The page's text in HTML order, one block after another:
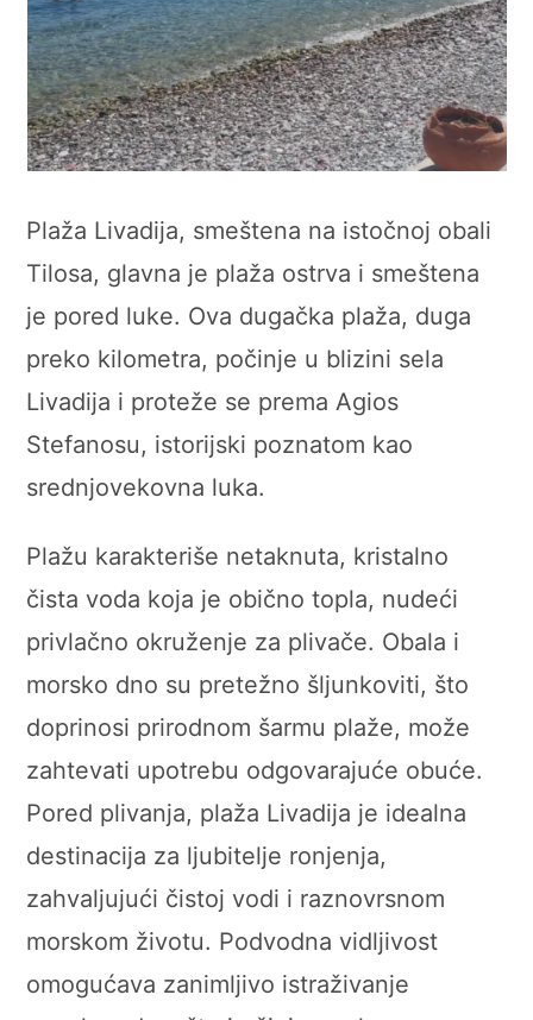
Plaža Livadija, smeštena na istočnoj obali
Tilosa, glavna je plaža ostrva i smeštena
je pored luke. Ova dugačka plaža, duga
preko kilometra, počinje u blizini sela
Livadija i proteže se prema Agios
Stefanosu, istorijski poznatom kao
srednjovekovna luka.
Plažu karakteriše netaknuta, kristalno
čista voda koja je obično topla, nudeći
privlačno okruženje za plivače. Obala i
morsko dno su pretežno šljunkoviti, što
doprinosi prirodnom šarmu plaže, može
zahtevati upotrebu odgovarajuće obuće.
Pored plivanja, plaža Livadija je idealna
destinacija za ljubitelje ronjenja,
zahvaljujući čistoj vodi i raznovrsnom
morskom životu. Podvodna vidljivost
omogućava zanimljivo istraživanje